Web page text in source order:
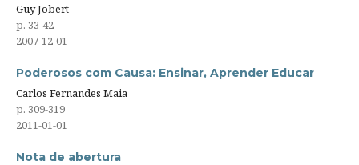
Guy Jobert
p. 33-42
2007-12-01
Poderosos com Causa: Ensinar, Aprender Educar
Carlos Fernandes Maia
p. 309-319
2011-01-01
Nota de abertura